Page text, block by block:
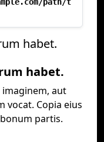
habet.
habet.
aut
vocat. Copia eius
partis.